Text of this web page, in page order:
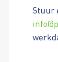
Stuur